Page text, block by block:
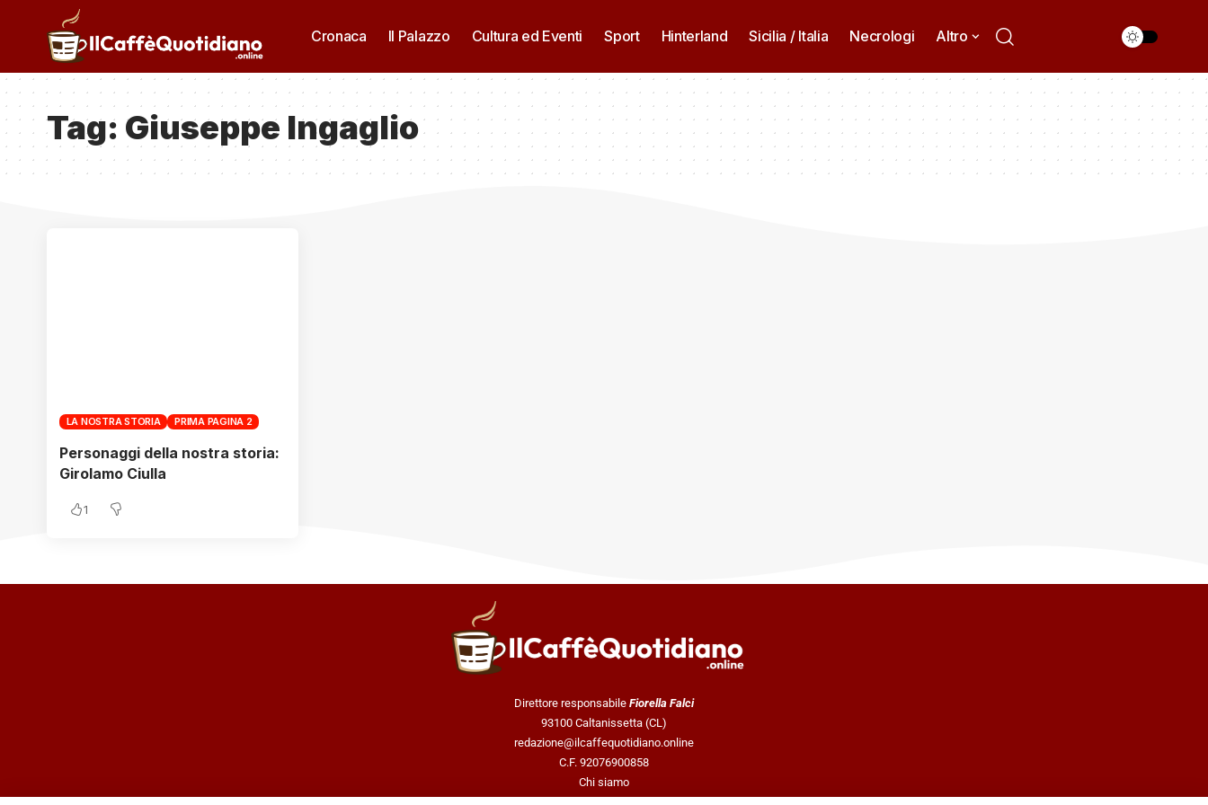
Cronaca Il Palazzo Cultura ed Eventi Sport Hinterland Sicilia / Italia Necrologi Altro
Tag: Giuseppe Ingaglio
LA NOSTRA STORIA PRIMA PAGINA 2
Personaggi della nostra storia:
Girolamo Ciulla
1
Direttore responsabile Fiorella Falci
93100 Caltanissetta (CL)
redazione@ilcaffequotidiano.online
C.F. 92076900858
Chi siamo